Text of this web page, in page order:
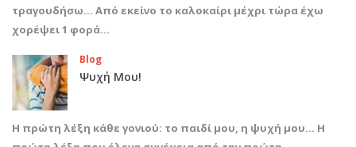
τραγουδήσω… Από εκείνο το καλοκαίρι μέχρι τώρα έχω
χορέψει 1 φορά…
Blog
Ψυχή Μου!
Η πρώτη λέξη κάθε γονιού: το παιδί μου, η ψυχή μου… Η